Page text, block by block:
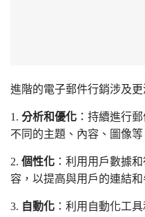
進階的電子郵件行銷涉及
1. 分析和優化 ：持續進行
不同的主題、內容、圖像
2. 個性化 ：利用用戶數據
容，以提高與用戶的連結和
3. 自動化 ：利用自動化工